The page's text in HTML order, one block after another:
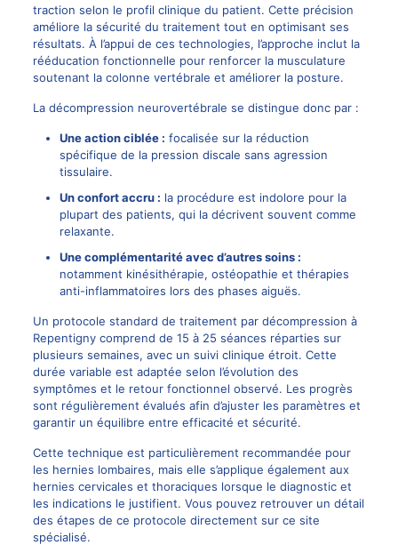
traction selon le profil clinique du patient. Cette précision
améliore la sécurité du traitement tout en optimisant ses
résultats. À l’appui de ces technologies, l’approche inclut la
rééducation fonctionnelle pour renforcer la musculature
soutenant la colonne vertébrale et améliorer la posture.
La décompression neurovertébrale se distingue donc par :
Une action ciblée : focalisée sur la réduction
spécifique de la pression discale sans agression
tissulaire.
Un confort accru : la procédure est indolore pour la
plupart des patients, qui la décrivent souvent comme
relaxante.
Une complémentarité avec d’autres soins :
notamment kinésithérapie, ostéopathie et thérapies
anti-inflammatoires lors des phases aiguës.
Un protocole standard de traitement par décompression à
Repentigny comprend de 15 à 25 séances réparties sur
plusieurs semaines, avec un suivi clinique étroit. Cette
durée variable est adaptée selon l’évolution des
symptômes et le retour fonctionnel observé. Les progrès
sont régulièrement évalués afin d’ajuster les paramètres et
garantir un équilibre entre efficacité et sécurité.
Cette technique est particulièrement recommandée pour
les hernies lombaires, mais elle s’applique également aux
hernies cervicales et thoraciques lorsque le diagnostic et
les indications le justifient. Vous pouvez retrouver un détail
des étapes de ce protocole directement sur ce site
spécialisé.